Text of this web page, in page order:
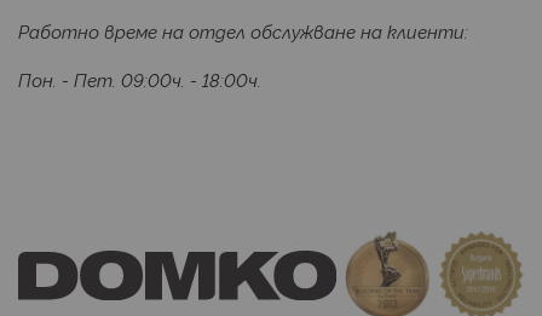
Работно време на отдел обслужване на клиенти:
Пон. - Пет. 09:00ч. - 18:00ч.